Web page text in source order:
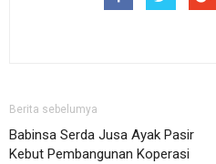
Berita sebelumya
Babinsa Serda Jusa Ayak Pasir
Kebut Pembangunan Koperasi